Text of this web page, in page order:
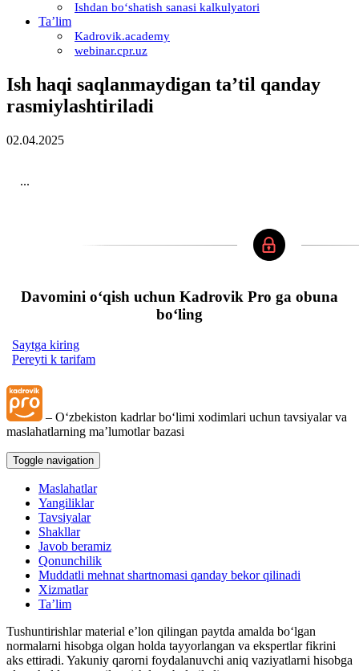
Ishdan boʻshatish sanasi kalkulyatori
Ta’lim
Kadrovik.academy
webinar.cpr.uz
Ish haqi saqlanmaydigan ta’til qanday
rasmiylashtiriladi
02.04.2025
...
Davomini oʻqish uchun Kadrovik Pro ga obuna
boʻling
Saytga kiring
Pereyti k tarifam
– Oʻzbekiston kadrlar boʻlimi хodimlari uchun tavsiyalar va
maslahatlarning ma’lumotlar bazasi
Toggle navigation
Maslahatlar
Yangiliklar
Tavsiyalar
Shakllar
Javob beramiz
Qonunchilik
Muddatli mehnat shartnomasi qanday bekor qilinadi
Xizmatlar
Ta’lim
Tushuntirishlar material e’lon qilingan paytda amalda boʻlgan
normalarni hisobga olgan holda tayyorlangan va ekspertlar fikrini
aks ettiradi. Yakuniy qarorni foydalanuvchi aniq vaziyatlarni hisobga